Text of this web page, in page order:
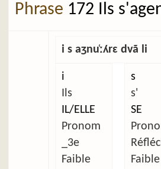
Phrase 172 Ils
i s aʒnu̜ːʎrɛ dvã li
i
Ils
IL/ELLE
Pronom
_3e
Faible
s
s'
SE
Faible